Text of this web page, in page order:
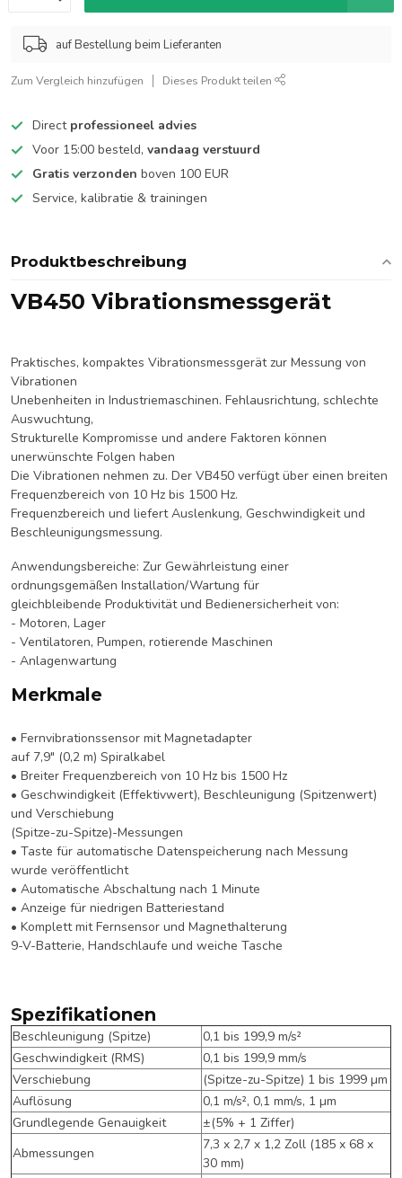
auf Bestellung beim Lieferanten
Zum Vergleich hinzufügen Dieses Produkt teilen
Direct professioneel advies
Voor 15:00 besteld, vandaag verstuurd
Gratis verzonden boven 100 EUR
Service, kalibratie & trainingen
Produktbeschreibung
VB450 Vibrationsmessgerät
Praktisches, kompaktes Vibrationsmessgerät zur Messung von
Vibrationen
Unebenheiten in Industriemaschinen. Fehlausrichtung, schlechte
Auswuchtung,
Strukturelle Kompromisse und andere Faktoren können
unerwünschte Folgen haben
Die Vibrationen nehmen zu. Der VB450 verfügt über einen breiten
Frequenzbereich von 10 Hz bis 1500 Hz.
Frequenzbereich und liefert Auslenkung, Geschwindigkeit und
Beschleunigungsmessung.
Anwendungsbereiche: Zur Gewährleistung einer
ordnungsgemäßen Installation/Wartung für
gleichbleibende Produktivität und Bedienersicherheit von:
- Motoren, Lager
- Ventilatoren, Pumpen, rotierende Maschinen
- Anlagenwartung
Merkmale
• Fernvibrationssensor mit Magnetadapter
auf 7,9" (0,2 m) Spiralkabel
• Breiter Frequenzbereich von 10 Hz bis 1500 Hz
• Geschwindigkeit (Effektivwert), Beschleunigung (Spitzenwert)
und Verschiebung
(Spitze-zu-Spitze)-Messungen
• Taste für automatische Datenspeicherung nach Messung
wurde veröffentlicht
• Automatische Abschaltung nach 1 Minute
• Anzeige für niedrigen Batteriestand
• Komplett mit Fernsensor und Magnethalterung
9-V-Batterie, Handschlaufe und weiche Tasche
Spezifikationen
Beschleunigung (Spitze)
0,1 bis 199,9 m/s²
Geschwindigkeit (RMS)
0,1 bis 199,9 mm/s
Verschiebung
(Spitze-zu-Spitze) 1 bis 1999 µm
Auflösung
0,1 m/s², 0,1 mm/s, 1 µm
Grundlegende Genauigkeit
±(5% + 1 Ziffer)
Abmessungen
7,3 x 2,7 x 1,2 Zoll (185 x 68 x
30 mm)